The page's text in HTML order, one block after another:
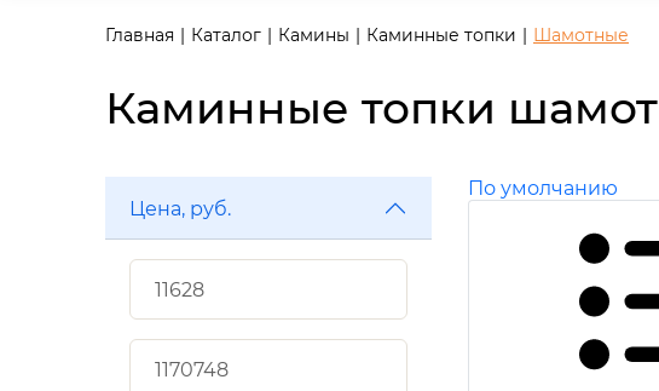
Главная Каталог Камины Каминные топки Шамотные
Каминные топки шамот
Цена, руб.
По умолчанию